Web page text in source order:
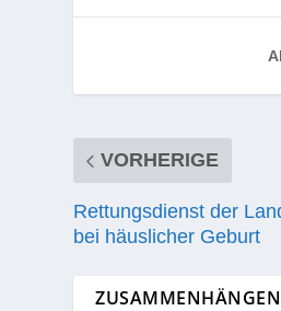
VORHERIGE
Rettungsdienst der
bei häuslicher Geburt